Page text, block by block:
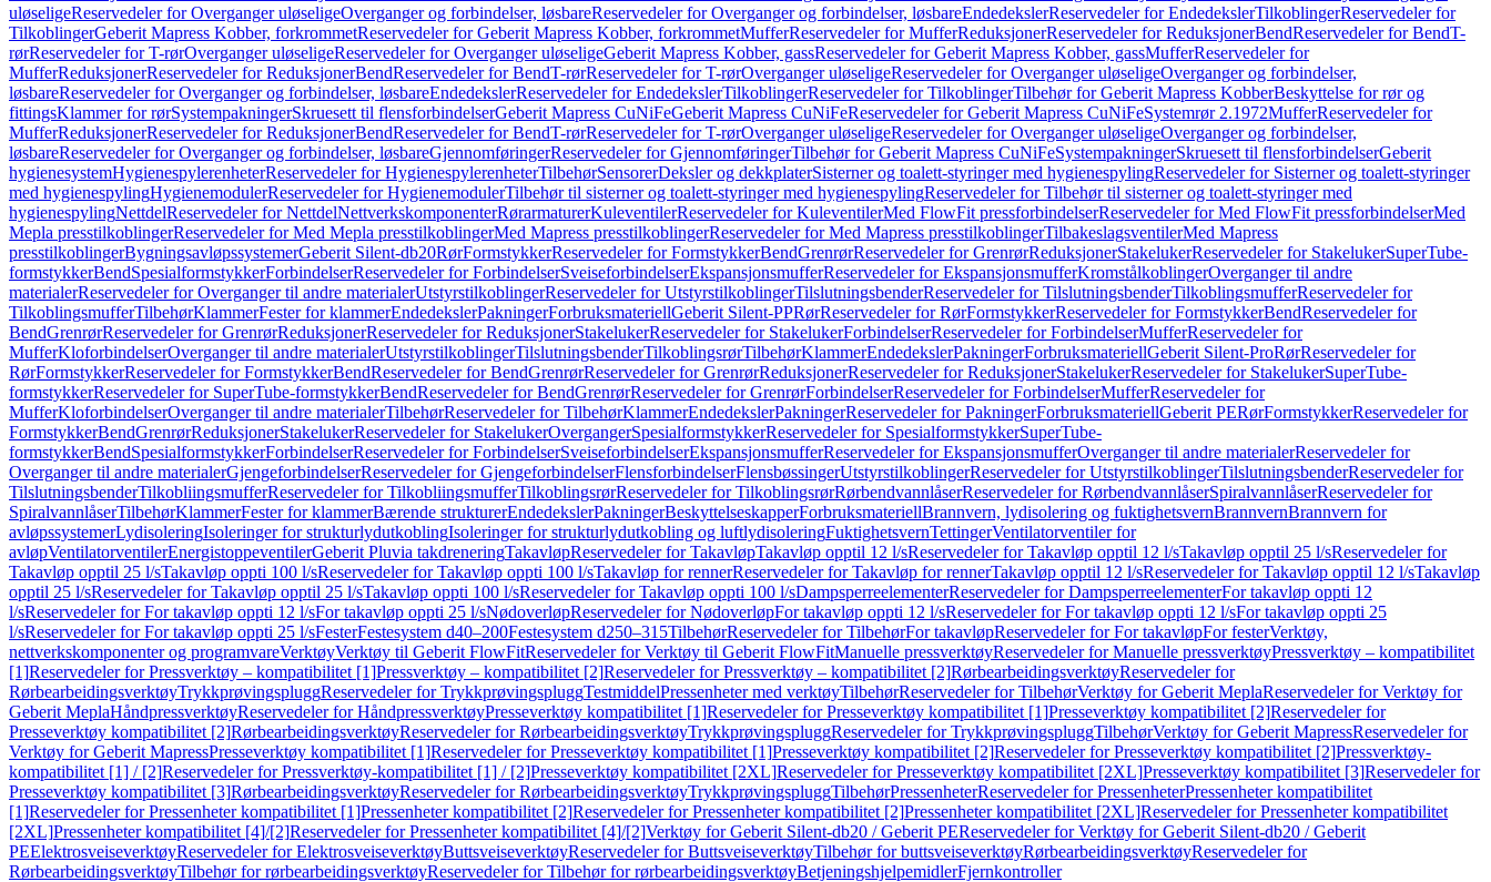
uløseligeReservedeler for Overganger uløseligeOverganger og forbindelser, løsbareReservedeler for Overganger og forbindelser, løsbareEndedekslerReservedeler for EndedekslerTilkoblingerReservedeler for
TilkoblingerGeberit Mapress Kobber, forkrommetReservedeler for Geberit Mapress Kobber, forkrommetMufferReservedeler for MufferReduksjonerReservedeler for ReduksjonerBendReservedeler for BendT-
rørReservedeler for T-rørOverganger uløseligeReservedeler for Overganger uløseligeGeberit Mapress Kobber, gassReservedeler for Geberit Mapress Kobber, gassMufferReservedeler for
MufferReduksjonerReservedeler for ReduksjonerBendReservedeler for BendT-rørReservedeler for T-rørOverganger uløseligeReservedeler for Overganger uløseligeOverganger og forbindelser,
løsbareReservedeler for Overganger og forbindelser, løsbareEndedekslerReservedeler for EndedekslerTilkoblingerReservedeler for TilkoblingerTilbehør for Geberit Mapress KobberBeskyttelse for rør og
fittingsKlammer for rørSystempakningerSkruesett til flensforbindelserGeberit Mapress CuNiFeGeberit Mapress CuNiFeReservedeler for Geberit Mapress CuNiFeSystemrør 2.1972MufferReservedeler for
MufferReduksjonerReservedeler for ReduksjonerBendReservedeler for BendT-rørReservedeler for T-rørOverganger uløseligeReservedeler for Overganger uløseligeOverganger og forbindelser,
løsbareReservedeler for Overganger og forbindelser, løsbareGjennomføringerReservedeler for GjennomføringerTilbehør for Geberit Mapress CuNiFeSystempakningerSkruesett til flensforbindelserGeberit
hygienesystemHygienespylerenheterReservedeler for HygienespylerenheterTilbehørSensorerDeksler og dekkplaterSisterner og toalett-styringer med hygienespylingReservedeler for Sisterner og toalett-styringer
med hygienespylingHygienemodulerReservedeler for HygienemodulerTilbehør til sisterner og toalett-styringer med hygienespylingReservedeler for Tilbehør til sisterner og toalett-styringer med
hygienespylingNettdelReservedeler for NettdelNettverkskomponenterRørarmaturerKuleventilerReservedeler for KuleventilerMed FlowFit pressforbindelserReservedeler for Med FlowFit pressforbindelserMed
Mepla presstilkoblingerReservedeler for Med Mepla presstilkoblingerMed Mapress presstilkoblingerReservedeler for Med Mapress presstilkoblingerTilbakeslagsventilerMed Mapress
presstilkoblingerBygningsavløpssystemerGeberit Silent-db20RørFormstykkerReservedeler for FormstykkerBendGrenrørReservedeler for GrenrørReduksjonerStakelukerReservedeler for StakelukerSuperTube-
formstykkerBendSpesialformstykkerForbindelserReservedeler for ForbindelserSveiseforbindelserEkspansjonsmufferReservedeler for EkspansjonsmufferKromstålkoblingerOverganger til andre
materialerReservedeler for Overganger til andre materialerUtstyrstilkoblingerReservedeler for UtstyrstilkoblingerTilslutningsbenderReservedeler for TilslutningsbenderTilkoblingsmufferReservedeler for
TilkoblingsmufferTilbehørKlammerFester for klammerEndedekslerPakningerForbruksmateriellGeberit Silent-PPRørReservedeler for RørFormstykkerReservedeler for FormstykkerBendReservedeler for
BendGrenrørReservedeler for GrenrørReduksjonerReservedeler for ReduksjonerStakelukerReservedeler for StakelukerForbindelserReservedeler for ForbindelserMufferReservedeler for
MufferKloforbindelserOverganger til andre materialerUtstyrstilkoblingerTilslutningsbenderTilkoblingsrørTilbehørKlammerEndedekslerPakningerForbruksmateriellGeberit Silent-ProRørReservedeler for
RørFormstykkerReservedeler for FormstykkerBendReservedeler for BendGrenrørReservedeler for GrenrørReduksjonerReservedeler for ReduksjonerStakelukerReservedeler for StakelukerSuperTube-
formstykkerReservedeler for SuperTube-formstykkerBendReservedeler for BendGrenrørReservedeler for GrenrørForbindelserReservedeler for ForbindelserMufferReservedeler for
MufferKloforbindelserOverganger til andre materialerTilbehørReservedeler for TilbehørKlammerEndedekslerPakningerReservedeler for PakningerForbruksmateriellGeberit PERørFormstykkerReservedeler for
FormstykkerBendGrenrørReduksjonerStakelukerReservedeler for StakelukerOvergangerSpesialformstykkerReservedeler for SpesialformstykkerSuperTube-
formstykkerBendSpesialformstykkerForbindelserReservedeler for ForbindelserSveiseforbindelserEkspansjonsmufferReservedeler for EkspansjonsmufferOverganger til andre materialerReservedeler for
Overganger til andre materialerGjengeforbindelserReservedeler for GjengeforbindelserFlensforbindelserFlensbøssingerUtstyrstilkoblingerReservedeler for UtstyrstilkoblingerTilslutningsbenderReservedeler for
TilslutningsbenderTilkobliingsmufferReservedeler for TilkobliingsmufferTilkoblingsrørReservedeler for TilkoblingsrørRørbendvannlåserReservedeler for RørbendvannlåserSpiralvannlåserReservedeler for
SpiralvannlåserTilbehørKlammerFester for klammerBærende strukturerEndedekslerPakningerBeskyttelseskapperForbruksmateriellBrannvern, lydisolering og fuktighetsvernBrannvernBrannvern for
avløpssystemerLydisoleringIsoleringer for strukturlydutkoblingIsoleringer for strukturlydutkobling og luftlydisoleringFuktighetsvernTettingerVentilatorventiler for
avløpVentilatorventilerEnergistoppeventilerGeberit Pluvia takdreneringTakavløpReservedeler for TakavløpTakavløp opptil 12 l/sReservedeler for Takavløp opptil 12 l/sTakavløp opptil 25 l/sReservedeler for
Takavløp opptil 25 l/sTakavløp oppti 100 l/sReservedeler for Takavløp oppti 100 l/sTakavløp for rennerReservedeler for Takavløp for rennerTakavløp opptil 12 l/sReservedeler for Takavløp opptil 12 l/sTakavløp
opptil 25 l/sReservedeler for Takavløp opptil 25 l/sTakavløp oppti 100 l/sReservedeler for Takavløp oppti 100 l/sDampsperreelementerReservedeler for DampsperreelementerFor takavløp oppti 12
l/sReservedeler for For takavløp oppti 12 l/sFor takavløp oppti 25 l/sNødoverløpReservedeler for NødoverløpFor takavløp oppti 12 l/sReservedeler for For takavløp oppti 12 l/sFor takavløp oppti 25
l/sReservedeler for For takavløp oppti 25 l/sFesterFestesystem d40–200Festesystem d250–315TilbehørReservedeler for TilbehørFor takavløpReservedeler for For takavløpFor festerVerktøy,
nettverkskomponenter og programvareVerktøyVerktøy til Geberit FlowFitReservedeler for Verktøy til Geberit FlowFitManuelle pressverktøyReservedeler for Manuelle pressverktøyPressverktøy – kompatibilitet
[1]Reservedeler for Pressverktøy – kompatibilitet [1]Pressverktøy – kompatibilitet [2]Reservedeler for Pressverktøy – kompatibilitet [2]RørbearbeidingsverktøyReservedeler for
RørbearbeidingsverktøyTrykkprøvingspluggReservedeler for TrykkprøvingspluggTestmiddelPressenheter med verktøyTilbehørReservedeler for TilbehørVerktøy for Geberit MeplaReservedeler for Verktøy for
Geberit MeplaHåndpressverktøyReservedeler for HåndpressverktøyPresseverktøy kompatibilitet [1]Reservedeler for Presseverktøy kompatibilitet [1]Presseverktøy kompatibilitet [2]Reservedeler for
Presseverktøy kompatibilitet [2]RørbearbeidingsverktøyReservedeler for RørbearbeidingsverktøyTrykkprøvingspluggReservedeler for TrykkprøvingspluggTilbehørVerktøy for Geberit MapressReservedeler for
Verktøy for Geberit MapressPresseverktøy kompatibilitet [1]Reservedeler for Presseverktøy kompatibilitet [1]Presseverktøy kompatibilitet [2]Reservedeler for Presseverktøy kompatibilitet [2]Pressverktøy-
kompatibilitet [1] / [2]Reservedeler for Pressverktøy-kompatibilitet [1] / [2]Presseverktøy kompatibilitet [2XL]Reservedeler for Presseverktøy kompatibilitet [2XL]Presseverktøy kompatibilitet [3]Reservedeler for
Presseverktøy kompatibilitet [3]RørbearbeidingsverktøyReservedeler for RørbearbeidingsverktøyTrykkprøvingspluggTilbehørPressenheterReservedeler for PressenheterPressenheter kompatibilitet
[1]Reservedeler for Pressenheter kompatibilitet [1]Pressenheter kompatibilitet [2]Reservedeler for Pressenheter kompatibilitet [2]Pressenheter kompatibilitet [2XL]Reservedeler for Pressenheter kompatibilitet
[2XL]Pressenheter kompatibilitet [4]/[2]Reservedeler for Pressenheter kompatibilitet [4]/[2]Verktøy for Geberit Silent-db20 / Geberit PEReservedeler for Verktøy for Geberit Silent-db20 / Geberit
PEElektrosveiseverktøyReservedeler for ElektrosveiseverktøyButtsveiseverktøyReservedeler for ButtsveiseverktøyTilbehør for buttsveiseverktøyRørbearbeidingsverktøyReservedeler for
RørbearbeidingsverktøyTilbehør for rørbearbeidingsverktøyReservedeler for Tilbehør for rørbearbeidingsverktøyBetjeningshjelpemidlerFjernkontroller